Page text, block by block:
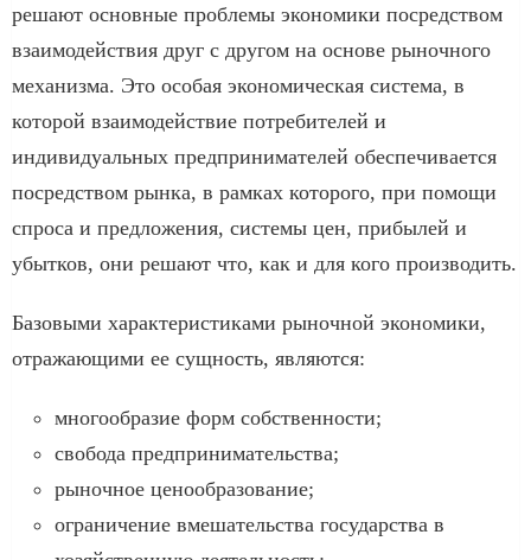
решают основные проблемы экономики посредством
взаимодействия друг с другом на основе рыночного
механизма. Это особая экономическая система, в
которой взаимодействие потребителей и
индивидуальных предпринимателей обеспечивается
посредством рынка, в рамках которого, при помощи
спроса и предложения, системы цен, прибылей и
убытков, они решают что, как и для кого производить.
Базовыми характеристиками рыночной экономики,
отражающими ее сущность, являются:
многообразие форм собственности;
свобода предпринимательства;
рыночное ценообразование;
ограничение вмешательства государства в